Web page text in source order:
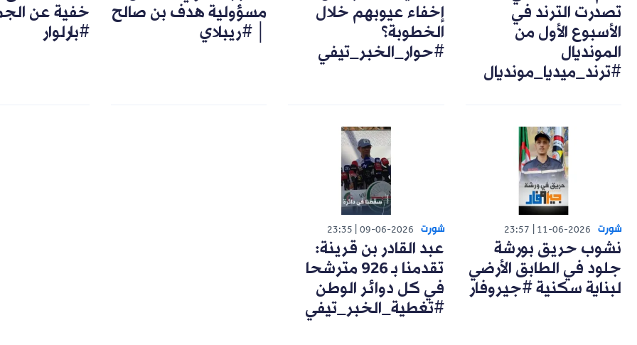
تصدرت الترند في
الأسبوع الأول من
المونديال
#ترند_ميديا_مونديال
إخفاء عيوبهم خلال
الخطوبة؟
#حوار_الخبر_تيفي
مسؤولية هدف بن صالح
│ #ريبلاي
خفية عن
#بارلوار
شورت 11-06-2026
23:57
نشوب حريق بورشة
جلود في الطابق الأرضي
لبناية سكنية #جيروفار
شورت 09-06-2026
23:35
عبد القادر بن قرينة:
تقدمنا بـ 926 مترشحا
في كل دوائر الوطن
#تغطية_الخبر_تيفي